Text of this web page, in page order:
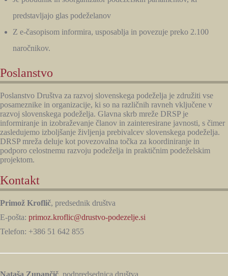
predstavljajo glas podeželanov
Z e-časopisom informira, usposablja in povezuje preko 2.100
naročnikov.
Poslanstvo
Poslanstvo Društva za razvoj slovenskega podeželja je združiti vse
posameznike in organizacije, ki so na različnih ravneh vključene v
razvoj slovenskega podeželja. Glavna skrb mreže DRSP je
informiranje in izobraževanje članov in zainteresirane javnosti, s čimer
zasledujemo izboljšanje življenja prebivalcev slovenskega podeželja.
DRSP mreža deluje kot povezovalna točka za koordiniranje in
podporo celostnemu razvoju podeželja in praktičnim podeželskim
projektom.
Kontakt
Primož Kroflič, predsednik društva
E-pošta: primoz.kroflic@drustvo-podezelje.si
Telefon: +386 51 642 855
Nataša Zupančič, podpredsednica društva